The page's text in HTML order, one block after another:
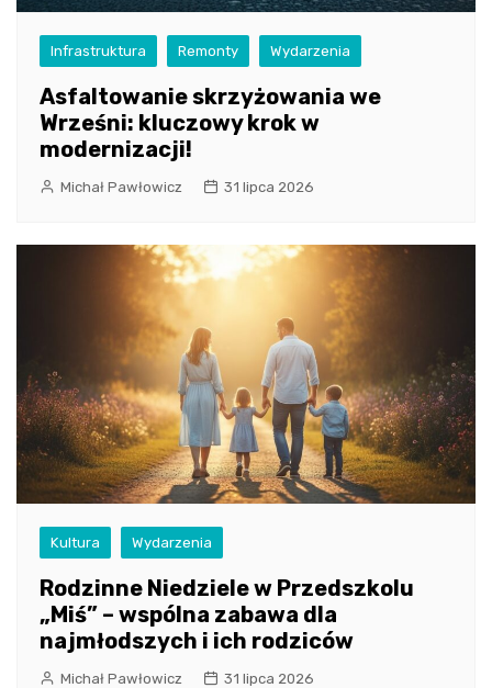
Infrastruktura Remonty Wydarzenia
Asfaltowanie skrzyżowania we
Wrześni: kluczowy krok w
modernizacji!
Michał Pawłowicz 31 lipca 2026
Kultura Wydarzenia
Rodzinne Niedziele w Przedszkolu
„Miś” – wspólna zabawa dla
najmłodszych i ich rodziców
Michał Pawłowicz 31 lipca 2026